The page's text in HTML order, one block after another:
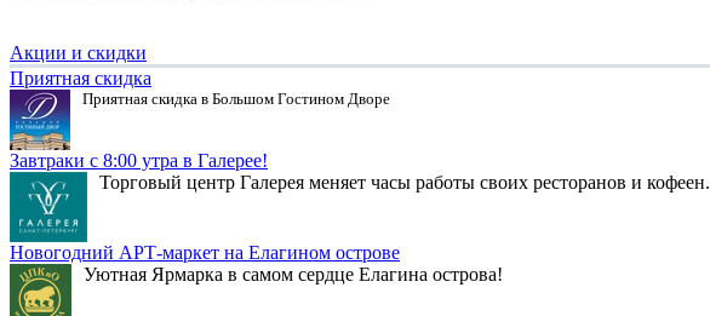
Акции и скидки
Приятная скидка
Приятная скидка в Большом Гостином Дворе
Завтраки с 8:00 утра в Галерее!
Торговый центр Галерея меняет часы работы своих ресторанов и кофеен.
Новогодний АРТ-маркет на Елагином острове
Уютная Ярмарка в самом сердце Елагина острова!